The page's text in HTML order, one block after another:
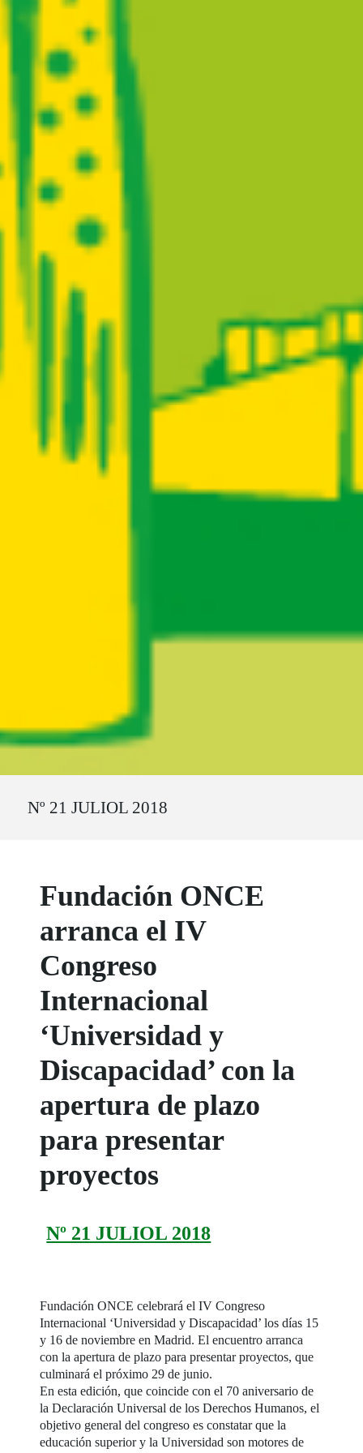
Nº 21 JULIOL 2018
Fundación ONCE
arranca el IV
Congreso
Internacional
‘Universidad y
Discapacidad’ con la
apertura de plazo
para presentar
proyectos
Nº 21 JULIOL 2018
Fundación ONCE celebrará el IV Congreso
Internacional ‘Universidad y Discapacidad’ los días 15
y 16 de noviembre en Madrid. El encuentro arranca
con la apertura de plazo para presentar proyectos, que
culminará el próximo 29 de junio.
En esta edición, que coincide con el 70 aniversario de
la Declaración Universal de los Derechos Humanos, el
objetivo general del congreso es constatar que la
educación superior y la Universidad son motores de